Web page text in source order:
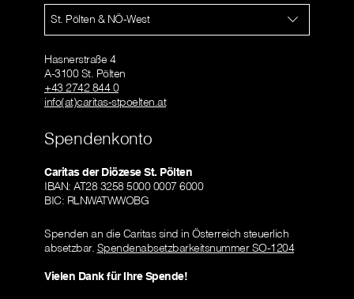
St. Pölten & NÖ-West
Hasnerstraße 4
A-3100 St. Pölten
+43 2742 844 0
info(at)caritas-stpoelten.at
Spendenkonto
Caritas der Diözese St. Pölten
IBAN: AT28 3258 5000 0007 6000
BIC: RLNWATWWOBG
Spenden an die Caritas sind in Österreich steuerlich
absetzbar. Spendenabsetzbarkeitsnummer SO-1204
Vielen Dank für Ihre Spende!